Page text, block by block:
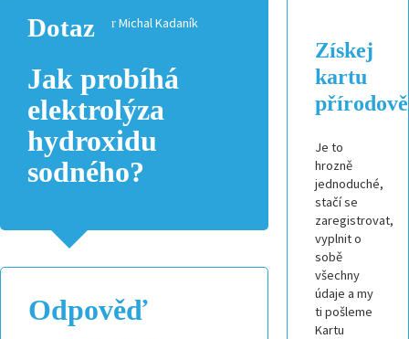
Michal Kadaník
Dotaz
Jak probíhá
elektrolýza
hydroxidu
sodného?
Odpověď
Získej
kartu
Je to
hrozně
jednoduché,
stačí se
zaregistrovat,
vyplnit o
sobě
všechny
údaje a my
ti pošleme
Kartu